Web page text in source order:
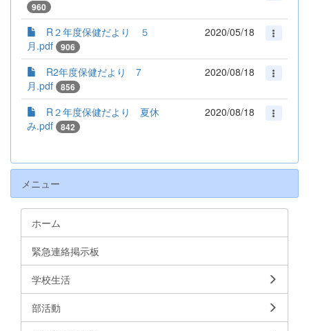
960
R２年度保健だより ５
月.pdf
906
2020/05/18
R2年度保健だより 7
月.pdf
856
2020/08/18
R２年度保健だより 夏休
み.pdf
842
2020/08/18
メニュー
ホーム
緊急連絡掲示板
学校生活
部活動